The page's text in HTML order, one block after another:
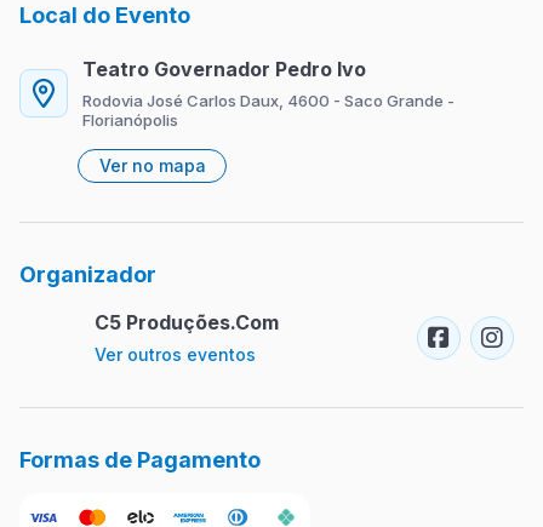
Local do Evento
Teatro Governador Pedro Ivo
Rodovia José Carlos Daux, 4600 - Saco Grande -
Florianópolis
Ver no mapa
Organizador
C5 Produções.Com
Ver outros eventos
Formas de Pagamento